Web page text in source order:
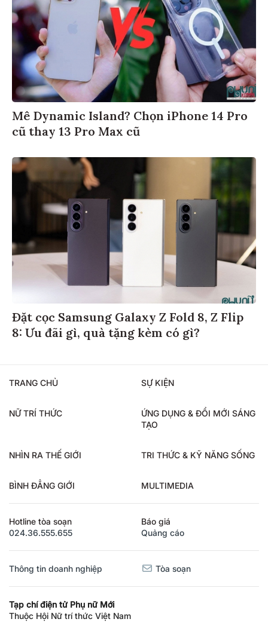
Mê Dynamic Island? Chọn iPhone 14 Pro
cũ thay 13 Pro Max cũ
Đặt cọc Samsung Galaxy Z Fold 8, Z Flip
8: Ưu đãi gì, quà tặng kèm có gì?
TRANG CHỦ SỰ KIỆN
NỮ TRÍ THỨC
ỨNG DỤNG & ĐỔI MỚI SÁNG
TẠO
NHÌN RA THẾ GIỚI TRI THỨC & KỸ NĂNG SỐNG
BÌNH ĐẲNG GIỚI MULTIMEDIA
Hotline tòa soạn
024.36.555.655
Báo giá
Quảng cáo
Thông tin doanh nghiệp Tòa soạn
Tạp chí điện tử Phụ nữ Mới
Thuộc Hội Nữ trí thức Việt Nam